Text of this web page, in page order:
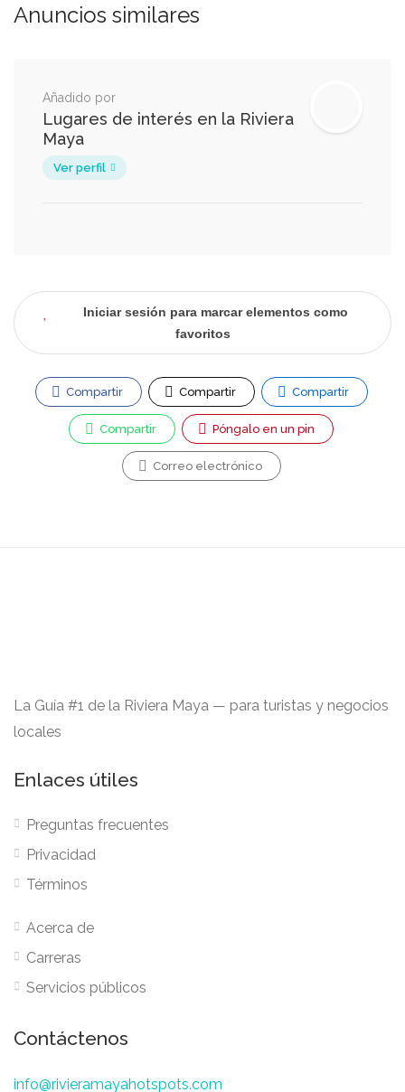
Anuncios similares
Añadido por
Lugares de interés en la Riviera
Maya
Ver perfil
Iniciar sesión para marcar elementos como
favoritos
Compartir Compartir Compartir
Compartir Póngalo en un pin
Correo electrónico
La Guía #1 de la Riviera Maya — para turistas y negocios
locales
Enlaces útiles
Preguntas frecuentes
Privacidad
Términos
Acerca de
Carreras
Servicios públicos
Contáctenos
info@rivieramayahotspots.com